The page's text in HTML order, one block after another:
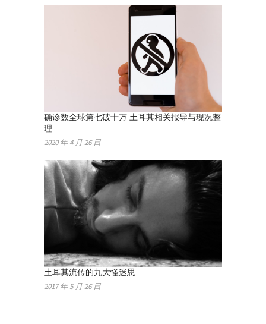
确诊数全球第七破十万 土耳其相关报导与现况整
理
2020 年 4 月 26 日
土耳其流传的九大怪迷思
2017 年 5 月 26 日